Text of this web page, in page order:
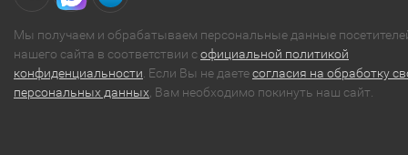
Мы получаем и обрабатываем персональные данные
нашего сайта в соответствии софициальной политикой
конфиденциальности. Если Вы не даетесогласия на обработку
персональных данных, Вам необходимо покинуть наш сайт.